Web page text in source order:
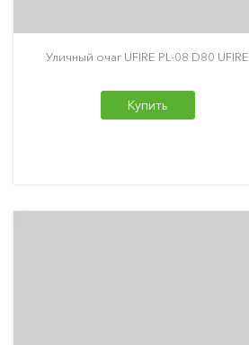
Уличный очаг UFIRE PL-08 D80 UFIRE
Купить